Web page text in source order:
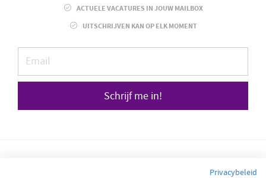
ACTUELE VACATURES IN JOUW MAILBOX
UITSCHRIJVEN KAN OP ELK MOMENT
Schrijf me in!
Privacybeleid